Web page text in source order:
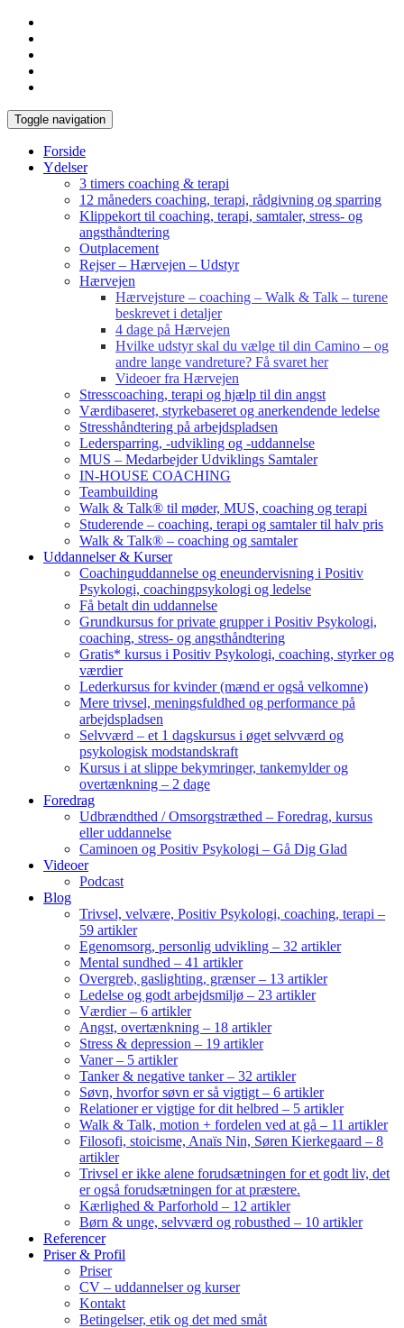
Toggle navigation
Forside
Ydelser
3 timers coaching & terapi
12 måneders coaching, terapi, rådgivning og sparring
Klippekort til coaching, terapi, samtaler, stress- og
angsthåndtering
Outplacement
Rejser – Hærvejen – Udstyr
Hærvejen
Hærvejsture – coaching – Walk & Talk – turene
beskrevet i detaljer
4 dage på Hærvejen
Hvilke udstyr skal du vælge til din Camino – og
andre lange vandreture? Få svaret her
Videoer fra Hærvejen
Stresscoaching, terapi og hjælp til din angst
Værdibaseret, styrkebaseret og anerkendende ledelse
Stresshåndtering på arbejdspladsen
Ledersparring, -udvikling og -uddannelse
MUS – Medarbejder Udviklings Samtaler
IN-HOUSE COACHING
Teambuilding
Walk & Talk® til møder, MUS, coaching og terapi
Studerende – coaching, terapi og samtaler til halv pris
Walk & Talk® – coaching og samtaler
Uddannelser & Kurser
Coachinguddannelse og eneundervisning i Positiv
Psykologi, coachingpsykologi og ledelse
Få betalt din uddannelse
Grundkursus for private grupper i Positiv Psykologi,
coaching, stress- og angsthåndtering
Gratis* kursus i Positiv Psykologi, coaching, styrker og
værdier
Lederkursus for kvinder (mænd er også velkomne)
Mere trivsel, meningsfuldhed og performance på
arbejdspladsen
Selvværd – et 1 dagskursus i øget selvværd og
psykologisk modstandskraft
Kursus i at slippe bekymringer, tankemylder og
overtænkning – 2 dage
Foredrag
Udbrændthed / Omsorgstræthed – Foredrag, kursus
eller uddannelse
Caminoen og Positiv Psykologi – Gå Dig Glad
Videoer
Podcast
Blog
Trivsel, velvære, Positiv Psykologi, coaching, terapi –
59 artikler
Egenomsorg, personlig udvikling – 32 artikler
Mental sundhed – 41 artikler
Overgreb, gaslighting, grænser – 13 artikler
Ledelse og godt arbejdsmiljø – 23 artikler
Værdier – 6 artikler
Angst, overtænkning – 18 artikler
Stress & depression – 19 artikler
Vaner – 5 artikler
Tanker & negative tanker – 32 artikler
Søvn, hvorfor søvn er så vigtigt – 6 artikler
Relationer er vigtige for dit helbred – 5 artikler
Walk & Talk, motion + fordelen ved at gå – 11 artikler
Filosofi, stoicisme, Anaïs Nin, Søren Kierkegaard – 8
artikler
Trivsel er ikke alene forudsætningen for et godt liv, det
er også forudsætningen for at præstere.
Kærlighed & Parforhold – 12 artikler
Børn & unge, selvværd og robusthed – 10 artikler
Referencer
Priser & Profil
Priser
CV – uddannelser og kurser
Kontakt
Betingelser, etik og det med småt